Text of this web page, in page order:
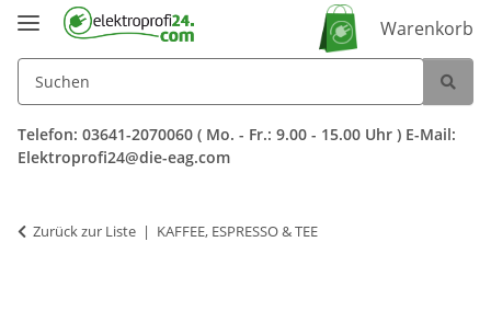
Warenkorb
Telefon: 03641-2070060 ( Mo. - Fr.: 9.00 - 15.00 Uhr ) E-Mail:
Elektroprofi24@die-eag.com
Zurück zur Liste KAFFEE, ESPRESSO & TEE